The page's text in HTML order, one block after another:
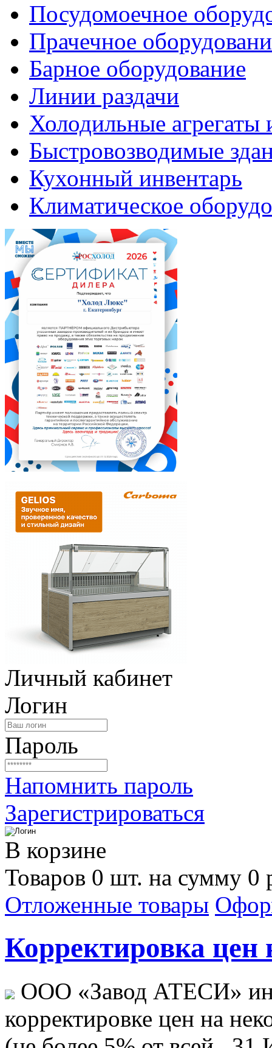
Посудомоечное
Прачечное
Барное оборудование
Линии раздачи
Холодильные агрегаты
Быстровозводимые
Кухонный инвентарь
Климатическое
Личный кабинет
Логин
Пароль
Напомнить пароль
Зарегистрироваться
В корзине
Товаров 0 шт. на сумму 0
Отложенные товары
Корректировка цен
ООО «Завод АТЕСИ»
корректировке цен на